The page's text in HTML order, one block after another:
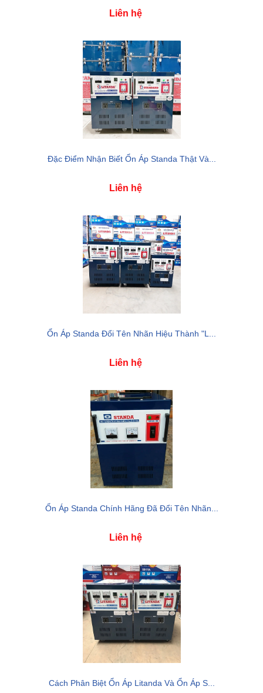
Liên hệ
Đặc Điểm Nhận Biết Ổn Áp Standa Thật Và...
Liên hệ
Ổn Áp Standa Đổi Tên Nhãn Hiệu Thành "L...
Liên hệ
Ổn Áp Standa Chính Hãng Đã Đổi Tên Nhãn...
Liên hệ
Cách Phân Biệt Ổn Áp Litanda Và Ổn Áp S...